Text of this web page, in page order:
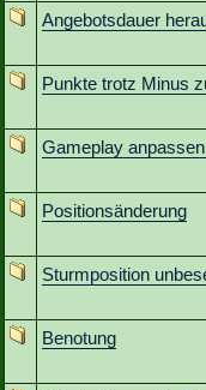
Angebotsdauer
Punkte trotz Minus
Gameplay
Positionsänderung
Sturmposition
Benotung